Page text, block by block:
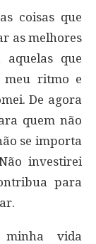
coisas que
as melhores
aquelas que
meu ritmo e
De agora
quem não
se importa
investirei
para
vida